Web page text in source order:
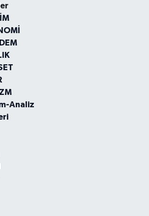
Analiz